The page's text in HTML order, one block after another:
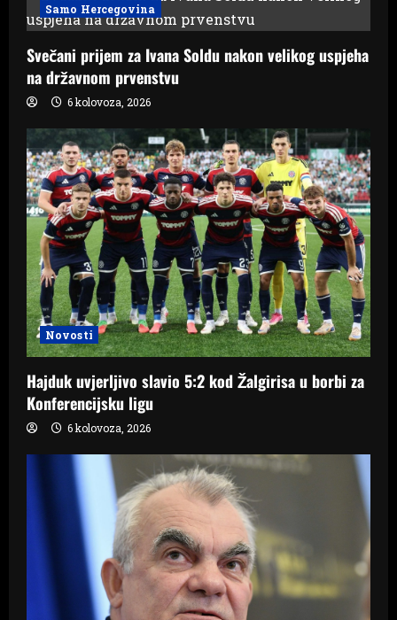
Samo Hercegovina
Svečani prijem za Ivana Soldu nakon velikog uspjeha
na državnom prvenstvu
6 kolovoza, 2026
Novosti
Hajduk uvjerljivo slavio 5:2 kod Žalgirisa u borbi za
Konferencijsku ligu
6 kolovoza, 2026